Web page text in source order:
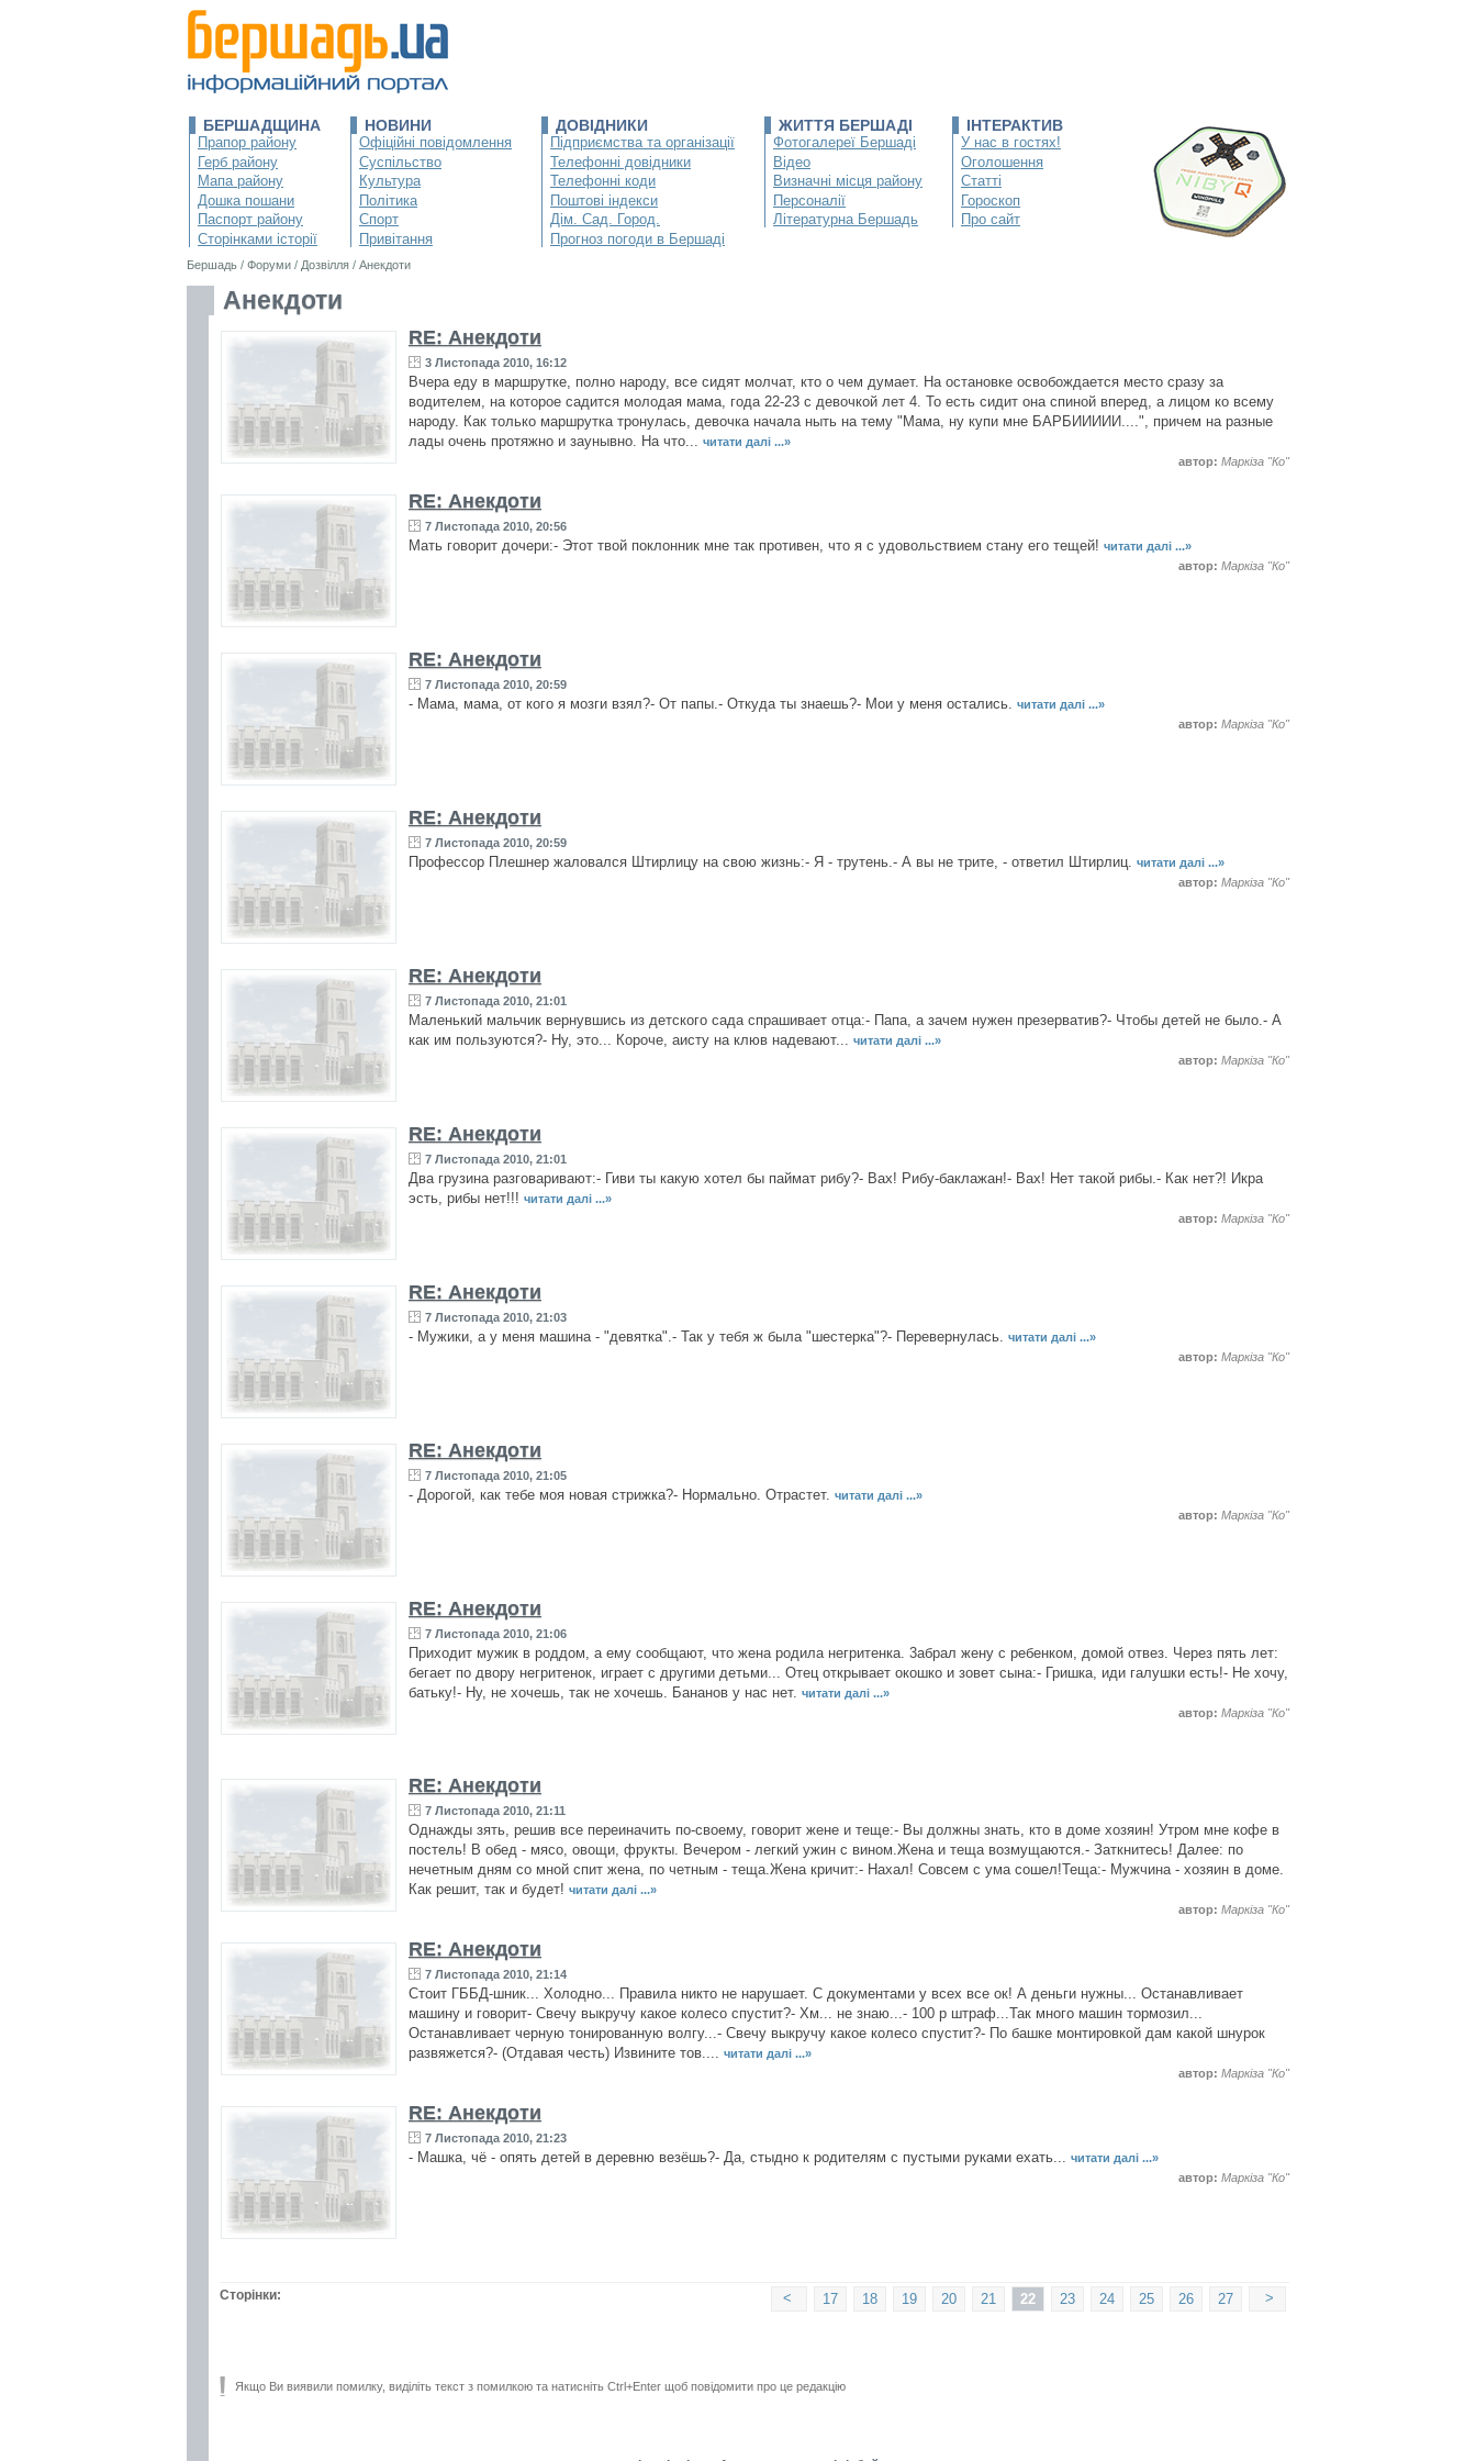
БЕРШАДЩИНА
Прапор району
Герб району
Мапа району
Дошка пошани
Паспорт району
Сторінками історії
НОВИНИ
Офіційні повідомлення
Суспільство
Культура
Політика
Спорт
Привітання
ДОВІДНИКИ
Підприємства та організації
Телефонні довідники
Телефонні коди
Поштові індекси
Дім. Сад. Город.
Прогноз погоди в Бершаді
ЖИТТЯ БЕРШАДІ
Фотогалереї Бершаді
Відео
Визначні місця району
Персоналії
Літературна Бершадь
ІНТЕРАКТИВ
У нас в гостях!
Оголошення
Статті
Гороскоп
Про сайт
Бершадь / Форуми / Дозвілля / Анекдоти
Анекдоти
RE: Анекдоти
3 Листопада 2010, 16:12
Вчера еду в маршрутке, полно народу, все сидят молчат, кто о чем думает. На остановке освобождается место сразу за
водителем, на которое садится молодая мама, года 22-23 с девочкой лет 4. То есть сидит она спиной вперед, а лицом ко всему
народу. Как только маршрутка тронулась, девочка начала ныть на тему "Мама, ну купи мне БАРБИИИИИ....", причем на разные
лады очень протяжно и заунывно. На что... читати далі ...»
автор: Маркіза "Ко"
RE: Анекдоти
7 Листопада 2010, 20:56
Мать говорит дочери:- Этот твой поклонник мне так противен, что я с удовольствием стану его тещей! читати далі ...»
автор: Маркіза "Ко"
RE: Анекдоти
7 Листопада 2010, 20:59
- Мама, мама, от кого я мозги взял?- От папы.- Откуда ты знаешь?- Мои у меня остались. читати далі ...»
автор: Маркіза "Ко"
RE: Анекдоти
7 Листопада 2010, 20:59
Профессор Плешнер жаловался Штирлицу на свою жизнь:- Я - трутень.- А вы не трите, - ответил Штирлиц. читати далі ...»
автор: Маркіза "Ко"
RE: Анекдоти
7 Листопада 2010, 21:01
Маленький мальчик вернувшись из детского сада спрашивает отца:- Папа, а зачем нужен презерватив?- Чтобы детей не было.- А
как им пользуются?- Ну, это... Короче, аисту на клюв надевают... читати далі ...»
автор: Маркіза "Ко"
RE: Анекдоти
7 Листопада 2010, 21:01
Два грузина разговаривают:- Гиви ты какую хотел бы паймат рибу?- Вах! Рибу-баклажан!- Вах! Нет такой рибы.- Как нет?! Икра
эсть, рибы нет!!! читати далі ...»
автор: Маркіза "Ко"
RE: Анекдоти
7 Листопада 2010, 21:03
- Мужики, а у меня машина - "девятка".- Так у тебя ж была "шестерка"?- Перевернулась. читати далі ...»
автор: Маркіза "Ко"
RE: Анекдоти
7 Листопада 2010, 21:05
- Дорогой, как тебе моя новая стрижка?- Нормально. Отрастет. читати далі ...»
автор: Маркіза "Ко"
RE: Анекдоти
7 Листопада 2010, 21:06
Приходит мужик в роддом, а ему сообщают, что жена родила негритенка. 3абрал жену с ребенком, домой отвез. Через пять лет:
бегает по двору негритенок, играет с другими детьми... Отец открывает окошко и зовет сына:- Гришка, иди галушки есть!- Не хочу,
батьку!- Ну, не хочешь, так не хочешь. Бананов у нас нет. читати далі ...»
автор: Маркіза "Ко"
RE: Анекдоти
7 Листопада 2010, 21:11
Однажды зять, решив все переиначить по-своему, говорит жене и теще:- Вы должны знать, кто в доме хозяин! Утром мне кофе в
постель! В обед - мясо, овощи, фрукты. Вечером - легкий ужин с вином.Жена и теща возмущаются.- Заткнитесь! Далее: по
нечетным дням со мной спит жена, по четным - теща.Жена кричит:- Нахал! Совсем с ума сошел!Теща:- Мужчина - хозяин в доме.
Как решит, так и будет! читати далі ...»
автор: Маркіза "Ко"
RE: Анекдоти
7 Листопада 2010, 21:14
Стоит ГББД-шник... Холодно... Правила никто не нарушает. С документами у всех все ок! А деньги нужны... Останавливает
машину и говорит- Свечу выкручу какое колесо спустит?- Хм... не знаю...- 100 р штраф...Так много машин тормозил...
Останавливает черную тонированную волгу...- Свечу выкручу какое колесо спустит?- По башке монтировкой дам какой шнурок
развяжется?- (Отдавая честь) Извините тов.... читати далі ...»
автор: Маркіза "Ко"
RE: Анекдоти
7 Листопада 2010, 21:23
- Машка, чё - опять детей в деревню везёшь?- Да, стыдно к родителям с пустыми руками ехать... читати далі ...»
автор: Маркіза "Ко"
Сторінки: >
27
26
25
24
23
22
21
20
19
18
17
<
Якщо Ви виявили помилку, виділіть текст з помилкою та натисніть Ctrl+Enter щоб повідомити про це редакцію